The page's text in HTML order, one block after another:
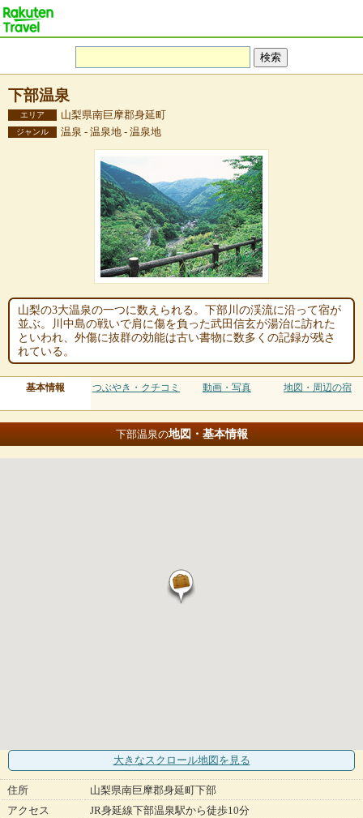
下部温泉
エリア 山梨県南巨摩郡身延町
ジャンル 温泉 - 温泉地 - 温泉地
山梨の3大温泉の一つに数えられる。下部川の渓流に沿って宿が
並ぶ。川中島の戦いで肩に傷を負った武田信玄が湯治に訪れた
といわれ、外傷に抜群の効能は古い書物に数多くの記録が残さ
れている。
基本情報 つぶやき・クチコミ 動画・写真 地図・周辺の宿
下部温泉の地図・基本情報
大きなスクロール地図 を見る
住所
山梨県南巨摩郡身延町下部
アクセス
JR身延線下部温泉駅から徒歩10分